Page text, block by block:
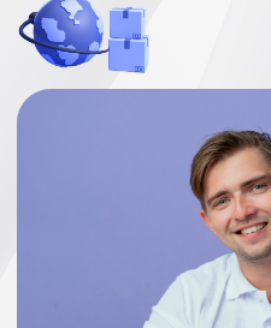
На главную